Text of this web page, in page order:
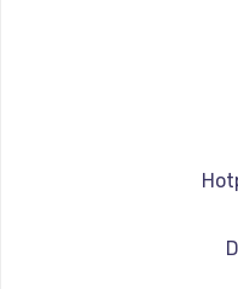
Ремонт
Ремонт
Ремонт
Ремонт
Ремонт
Ремонт
Ремонт